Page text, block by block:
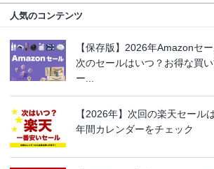
人気のコンテンツ
【保存版】2026年Amazonセ
次のセールはいつ？お得な買
ー...
【2026年】次回の楽天セール
年間カレンダーをチェック